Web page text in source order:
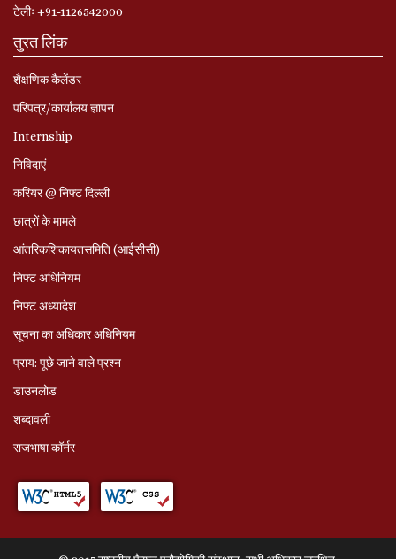
टेलीः +91-1126542000
तुरत लिंक
शैक्षणिक कैलेंडर
परिपत्र/कार्यालय ज्ञापन
Internship
निविदाएं
करियर @ निफ्ट दिल्ली
छात्रों के मामले
आंतरिकशिकायतसमिति (आईसीसी)
निफ्ट अधिनियम
निफ्ट अध्‍यादेश
सूचना का अधिकार अधिनियम
प्राय: पूछे जाने वाले प्रश्‍न
डाउनलोड
शब्दावली
राजभाषा कॉर्नर